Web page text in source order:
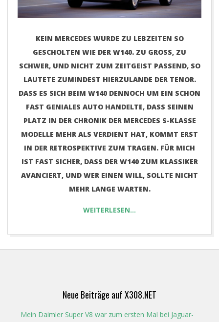
KEIN MERCEDES WURDE ZU LEBZEITEN SO
GESCHOLTEN WIE DER W140. ZU GROSS, ZU S
CHWER, UND NICHT ZUM ZEITGEIST PASSEND, SO L
AUTETE ZUMINDEST HIERZULANDE DER TENOR. D
ASS ES SICH BEIM W140 DENNOCH UM EIN SCHON F
AST GENIALES AUTO HANDELTE, DASS SEINEN P
LATZ IN DER CHRONIK DER MERCEDES S-KLASSE M
ODELLE MEHR ALS VERDIENT HAT, KOMMT ERST I
N DER RETROSPEKTIVE ZUM TRAGEN. FÜR MICH I
ST FAST SICHER, DASS DER W140 ZUM KLASSIKER A
VANCIERT, UND WER EINEN WILL, SOLLTE NICHT M
EHR LANGE WARTEN.
WEITERLESEN…
Neue Beiträge auf X308.NET
Mein Daimler Super V8 war zum ersten Mal bei Jaguar-